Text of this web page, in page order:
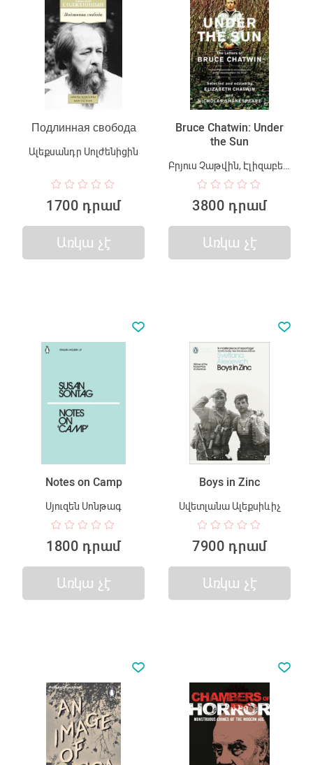
Подлинная свобода
Ալեքսանդր Սոլժենիցին
1700 դրամ
Առկա չէ
Bruce Chatwin: Under
the Sun
3800 դրամ
Առկա չէ
Notes on Camp
Սյուզեն Սոնթագ
1800 դրամ
Առկա չէ
Boys in Zinc
Սվետլանա Ալեքսիևիչ
7900 դրամ
Առկա չէ